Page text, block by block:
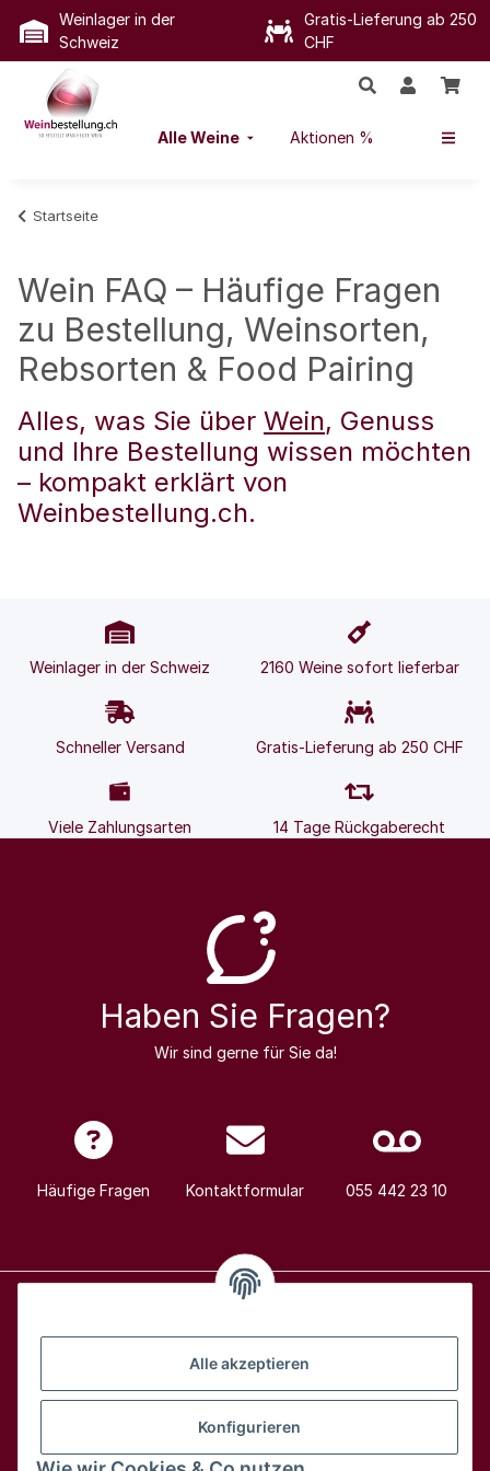
Alle akzeptieren
Konfigurieren
Weinlager in der
Schweiz
Gratis-Lieferung ab 250
CHF
Alle Weine Aktionen %
Startseite
Wein FAQ – Häufige Fragen
zu Bestellung, Weinsorten,
Rebsorten & Food Pairing
Alles, was Sie über Wein, Genuss
und Ihre Bestellung wissen möchten
– kompakt erklärt von
Weinbestellung.ch.
Weinlager in der Schweiz 2160 Weine sofort lieferbar
Schneller Versand Gratis-Lieferung ab 250 CHF
Viele Zahlungsarten 14 Tage Rückgaberecht
Haben Sie Fragen?
Wir sind gerne für Sie da!
Häufige Fragen Kontaktformular 055 442 23 10